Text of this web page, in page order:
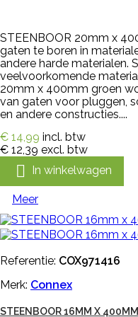
STEENBOOR 20mm x
gaten te boren in
andere harde materialen.
veelvoorkomende
20mm x 400mm groen
van gaten voor pluggen,
en andere constructies....
€ 14,99 incl. btw
€ 12,39 excl. btw
 In winkelwagen
Meer
Referentie: COX971416
Merk: Connex
STEENBOOR 16MM X